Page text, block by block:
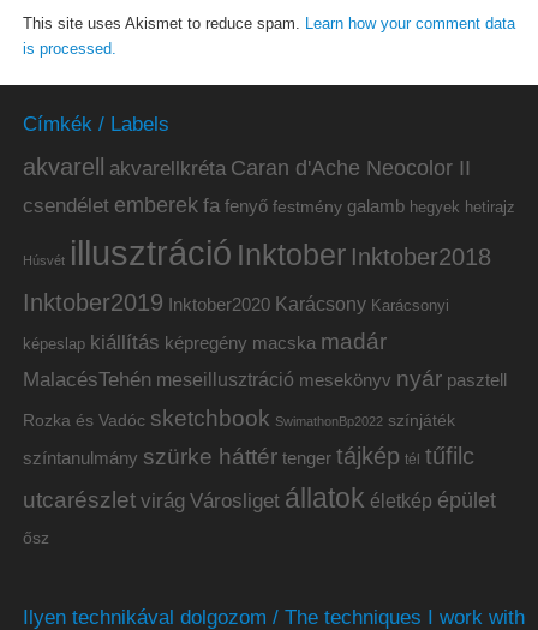
This site uses Akismet to reduce spam.
Learn how your comment data
is processed.
Címkék / Labels
akvarell akvarellkréta Caran d'Ache Neocolor II
csendélet emberek fa fenyő festmény galamb hegyek hetirajz
Húsvét illusztráció Inktober Inktober2018
Inktober2019 Inktober2020 Karácsony Karácsonyi
képeslap kiállítás képregény macska madár
MalacésTehén meseillusztráció mesekönyv nyár pasztell
Rozka és Vadóc sketchbook SwimathonBp2022 színjáték
színtanulmány szürke háttér tenger tájkép tél tűfilc
utcarészlet virág Városliget állatok életkép épület
ősz
Ilyen technikával dolgozom / The techniques I work with